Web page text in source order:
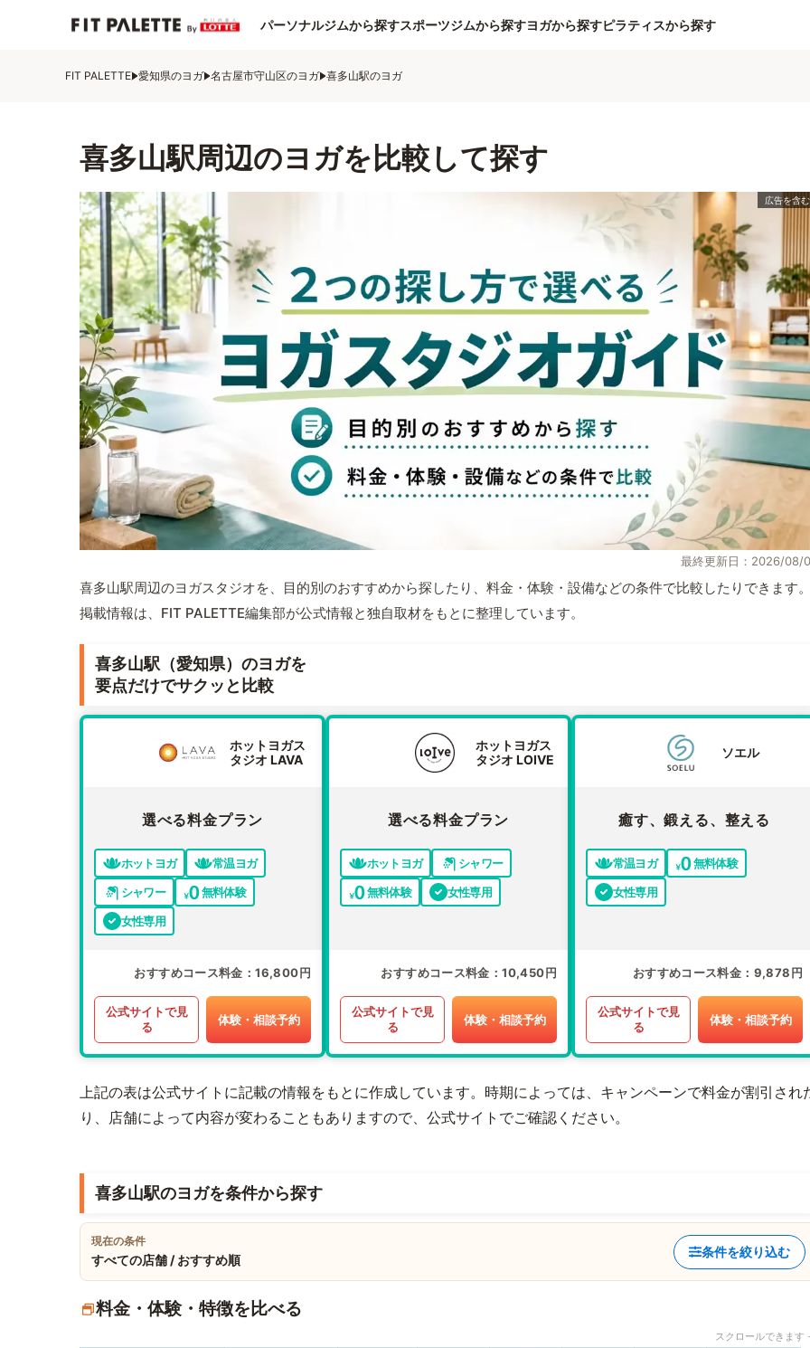
パーソナルジムから探すスポーツジムから探すヨガから探すピラティスから探す
FIT PALETTE 愛知県のヨガ 名古屋市守山区のヨガ 喜多山駅のヨガ
喜多山駅周辺のヨガを比較して探す
最終更新日：2026/08/
喜多山駅周辺のヨガスタジオを、目的別のおすすめから探したり、料金・体験・設備などの条件で比較したりできます
掲載情報は、FIT PALETTE編集部が公式情報と独自取材をもとに整理しています。
喜多山駅（愛知県）のヨガを
要点だけでサクッと比較
ホットヨガス
タジオ LAVA
選べる料金プラン
ホットヨガ
常温ヨガ
シャワー
無料体験
女性専用
おすすめコース料金 16,800円
公式サイトで見
る
体験・相談予約
ホットヨガス
タジオ LOIVE
選べる料金プラン
ホットヨガ
シャワー
無料体験
女性専用
おすすめコース料金 10,450円
公式サイトで見
る
体験・相談予約
ソエル
癒す、鍛える、整える
常温ヨガ
無料体験
女性専用
おすすめコース料金 9,878円
公式サイトで見
る
体験・相談予約
上記の表は公式サイトに記載の情報をもとに作成しています。時期によっては、キャンペーンで料金が割引され
り、店舗によって内容が変わることもありますので、公式サイトでご確認ください。
喜多山駅のヨガを条件から探す
現在の条件
すべての店舗 / おすすめ順
条件を絞り込む
料金・体験・特徴を比べる
スクロールできま